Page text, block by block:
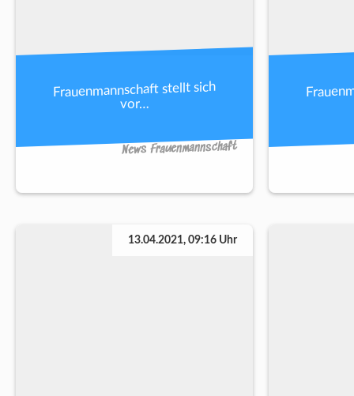
Frauenmannschaft stellt sich
vor…
News Frauenmannschaft
13.04.2021, 09:16 Uhr